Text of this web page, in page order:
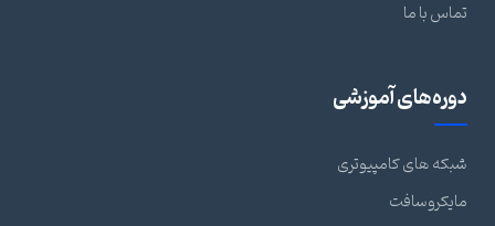
تماس با ما
دوره‌های آموزشی
شبکه های کامپیوتری
مایکروسافت